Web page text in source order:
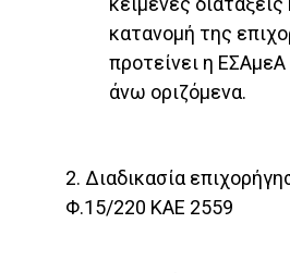
κατανομή της
προτείνει η
άνω οριζόμενα.
2. Διαδικασία
Φ.15/220 ΚΑΕ 2559